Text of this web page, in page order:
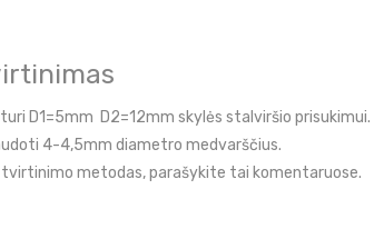
D1=5mm D2=12mm skylės stalviršio prisukimui.
4-4,5mm diametro medvarščius.
tvirtinimo metodas, parašykite tai komentaruose.